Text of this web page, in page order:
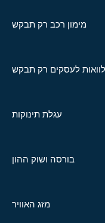
מימון רכב רק תבקש
לעסקים רק תבקש
עגלת תינוקות
בורסה ושוק ההון
מזג האוויר